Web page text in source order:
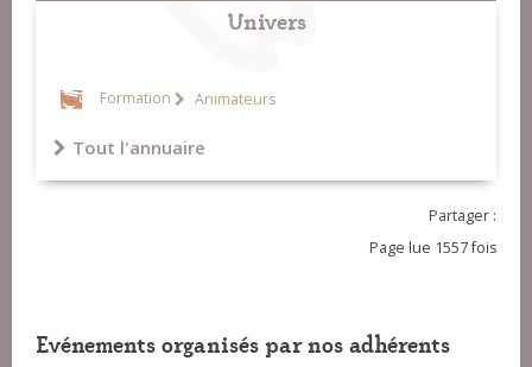
Univers
Formation Animateurs
Tout l'annuaire
Partager :
Page lue 1557 fois
Evénements organisés par nos adhérents